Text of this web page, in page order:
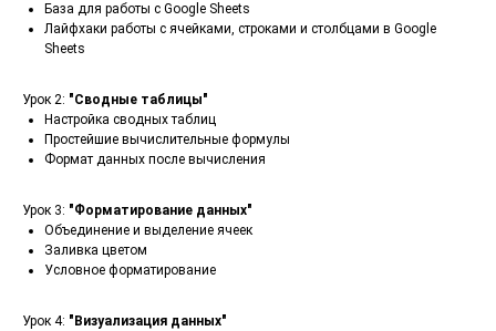
База для работы с Google Sheets
Лайфхаки работы с ячейками, строками и столбцами в Google
Sheets
Урок 2: "Сводные таблицы"
Настройка сводных таблиц
Простейшие вычислительные формулы
Формат данных после вычисления
Урок 3: "Форматирование данных"
Объединение и выделение ячеек
Заливка цветом
Условное форматирование
Урок 4: "Визуализация данных"